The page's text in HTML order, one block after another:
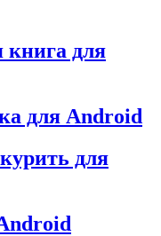
книга для
для Android
для